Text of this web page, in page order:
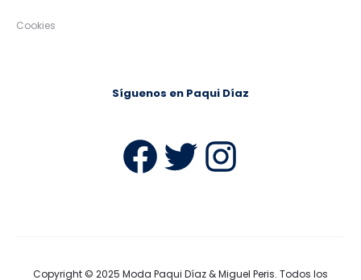
Cookies
Síguenos en Paqui Díaz
Facebook
Twitter
Copyright © 2025 Moda Paqui Díaz & Miguel Peris. Todos los